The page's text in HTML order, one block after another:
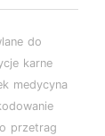
do
karne
medycyna
przetrag